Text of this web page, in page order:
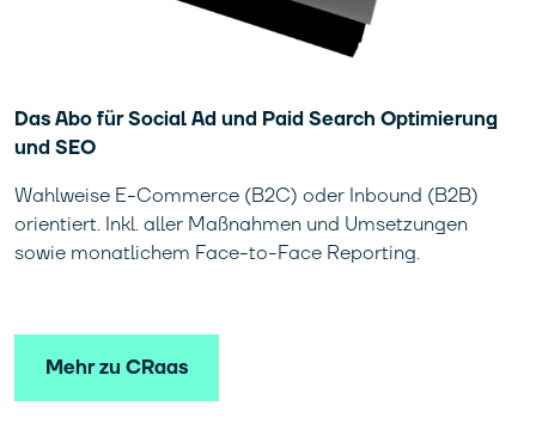
Das Abo für Social Ad und Paid Search Optimierung
und SEO
Wahlweise E-Commerce (B2C) oder Inbound (B2B)
orientiert. Inkl. aller Maßnahmen und Umsetzungen
sowie monatlichem Face-to-Face Reporting.
Mehr zu CRaas